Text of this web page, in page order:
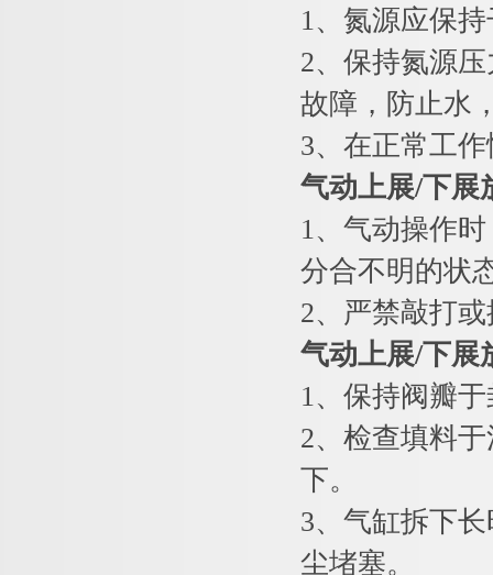
1、氮源应保
2、保持氮源
故障，防止水
3、在正常工
气动上展/下展
1、气动操作
分合不明的状
2、严禁敲打
气动上展/下展
1、保持阀瓣
2、检查填料
下。
3、气缸拆下
尘堵塞。